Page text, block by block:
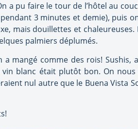
a pu faire le tour de l’hôtel au
3 minutes et demie), puis
mais douillettes et chaleureuses.
palmiers déplumés.
mangé comme des rois! Sushis,
blanc était plutôt bon. On
nul autre que le Buena Vista